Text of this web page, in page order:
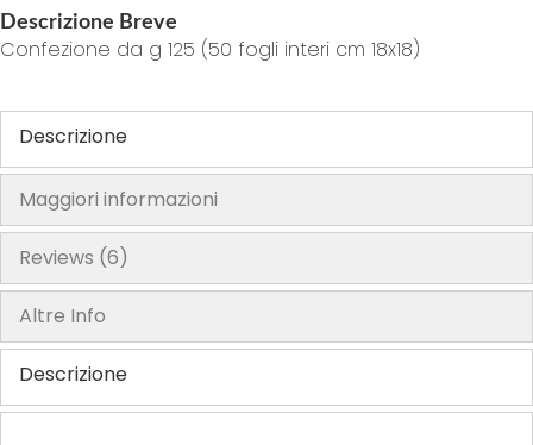
e
r
Descrizione Breve
Confezione da g 125 (50 fogli interi cm 18x18)
Descrizione
Maggiori informazioni
Reviews 6
Altre Info
Descrizione